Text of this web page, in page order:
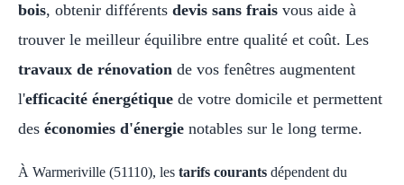
bois, obtenir différents devis sans frais vous aide à
trouver le meilleur équilibre entre qualité et coût. Les
travaux de rénovation de vos fenêtres augmentent
l'efficacité énergétique de votre domicile et permettent
des économies d'énergie notables sur le long terme.
À Warmeriville (51110), les tarifs courants dépendent du